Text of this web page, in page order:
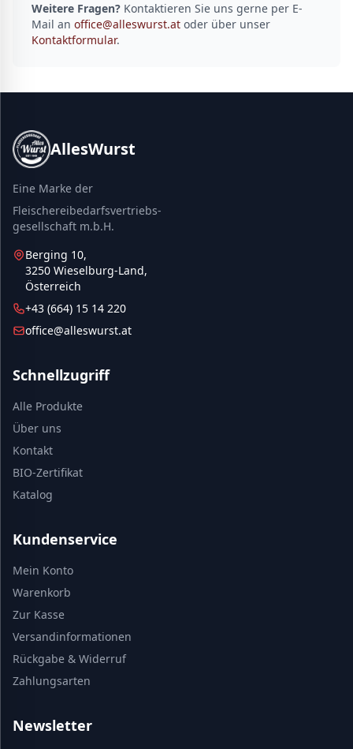
Weitere Fragen? Kontaktieren Sie uns gerne per E-
Mail an office@alleswurst.at oder über unser
Kontaktformular.
AllesWurst
Eine Marke der
Fleischereibedarfsvertriebs-
gesellschaft m.b.H.
Berging 10,
3250 Wieselburg-Land,
Österreich
+43 (664) 15 14 220
office@alleswurst.at
Schnellzugriff
Alle Produkte
Über uns
Kontakt
BIO-Zertifikat
Katalog
Kundenservice
Mein Konto
Warenkorb
Zur Kasse
Versandinformationen
Rückgabe & Widerruf
Zahlungsarten
Newsletter